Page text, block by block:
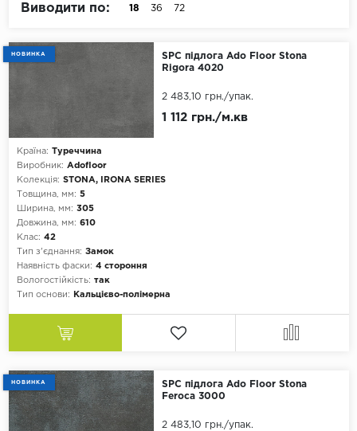
Камінь
Спортивне ПВХ-Покриття
Паркетна Дошка
Фасадна Дошка
Штучна Трава
Стінові Панелі
Плінтус
Комплектуючі до терасної дошки
Виводити по: 18 36 72
НОВИНКА
SPC підлога Ado Floor Stona
Rigora 4020
Країна: Туреччина
Виробник: Adofloor
Колекція: STONA, IRONA SERIES
Товщина, мм: 5
Ширина, мм: 305
Довжина, мм: 610
Клас: 42
Тип з'єднання: Замок
Наявність фаски: 4 стороння
Вологостійкість: так
Тип основи:
Кальцієво-полімерна
1 112 грн./м.кв
2 483,10 грн./упак.
НОВИНКА
SPC підлога Ado Floor Stona
Feroca 3000
2 483,10 грн./упак.